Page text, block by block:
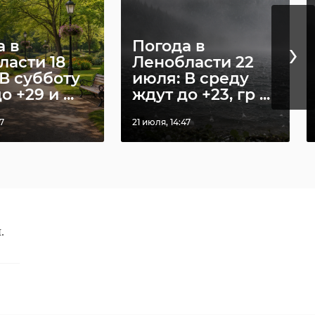
в
18
субботу
+29 и ...
Погода в
Ленобласти 22
июля: В среду
ждут до +23, гр ...
21 июля, 14:47
›